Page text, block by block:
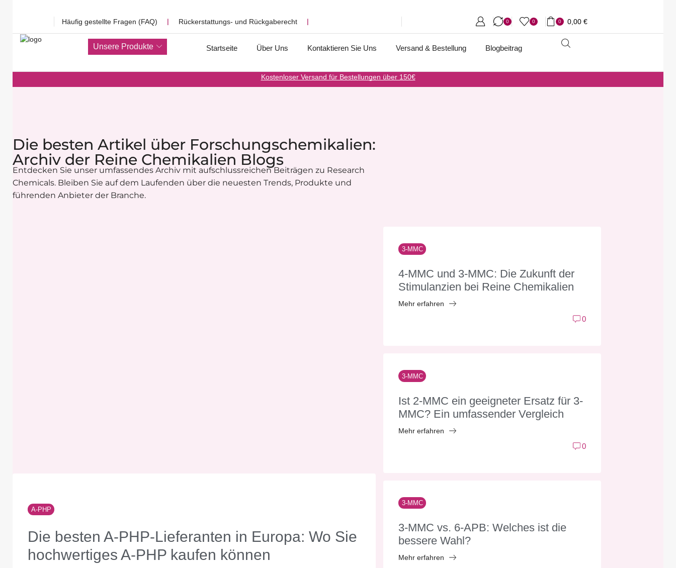
Häufig gestellte Fragen (FAQ) ❘ Rückerstattungs- und Rückgaberecht ❘ 0 0 0 0,00€
Unsere Produkte Startseite Über Uns Kontaktieren Sie Uns Versand & Bestellung Blogbeitrag
Kostenloser Versand für Bestellungen über 150€
Die besten Artikel über Forschungschemikalien:
Archiv der Reine Chemikalien Blogs
Entdecken Sie unser umfassendes Archiv mit aufschlussreichen Beiträgen zu Research
Chemicals. Bleiben Sie auf dem Laufenden über die neuesten Trends, Produkte und
führenden Anbieter der Branche.
A-PHP
Die besten A-PHP-Lieferanten in Europa: Wo Sie
hochwertiges A-PHP kaufen können
3-MMC
4-MMC und 3-MMC: Die Zukunft der
Stimulanzien bei Reine Chemikalien
Mehr erfahren
0
3-MMC
Ist 2-MMC ein geeigneter Ersatz für 3-
MMC? Ein umfassender Vergleich
Mehr erfahren
0
3-MMC
3-MMC vs. 6-APB: Welches ist die
bessere Wahl?
Mehr erfahren